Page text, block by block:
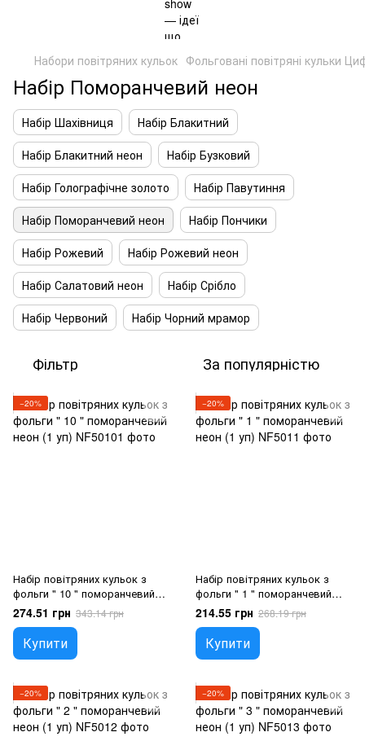
Набори повітряних кульок Фольговані повітряні кульки
Набір Поморанчевий неон
Набір Шахівниця
Набір Блакитний
Набір Блакитний неон
Набір Бузковий
Набір Голографічне золото
Набір Павутиння
Набір Поморанчевий неон
Набір Пончики
Набір Рожевий
Набір Рожевий неон
Набір Салатовий неон
Набір Срібло
Набір Червоний
Набір Чорний мрамор
Фільтр За популярністю
−20%
Набір повітряних кульок з
фольги " 10 " поморанчевий
неон (1 уп), Гелій або повітря
274.51 грн 343.14 грн
Купити
−20%
Набір повітряних кульок з
фольги " 1 " поморанчевий
неон (1 уп), Гелій або повітря
214.55 грн 268.19 грн
Купити
−20% −20%